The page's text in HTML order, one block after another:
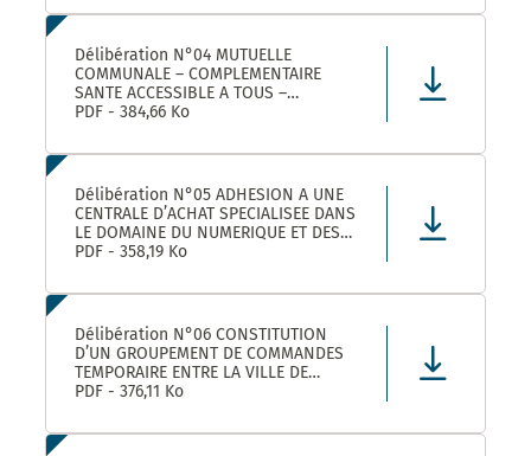
Délibération N°04 MUTUELLE
COMMUNALE – COMPLEMENTAIRE
SANTE ACCESSIBLE A TOUS –
CONVENTION DE PARTENARIAT AVEC
APPROBATION ET AUTORISATION DE
PDF - 384,66 Ko
Délibération N°05 ADHESION A UNE
CENTRALE D’ACHAT SPECIALISEE DANS
LE DOMAINE DU NUMERIQUE ET DES
TELECOMS DENOMMEE « CANUT »
PDF - 358,19 Ko
Délibération N°06 CONSTITUTION
D’UN GROUPEMENT DE COMMANDES
TEMPORAIRE ENTRE LA VILLE DE
MONTPELLIER, LA COMMUNE DE
AUTRES ACHETEURS PUBLICS POUR
PDF - 376,11 Ko